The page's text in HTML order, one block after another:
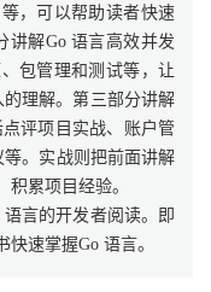
，可以帮助读者快速
讲解Go 语言高效并发
包管理和测试等，让
理解。第三部分讲解
评项目实战、账户管
。实战则把前面讲解
累项目经验。
言的开发者阅读。即
速掌握Go 语言。